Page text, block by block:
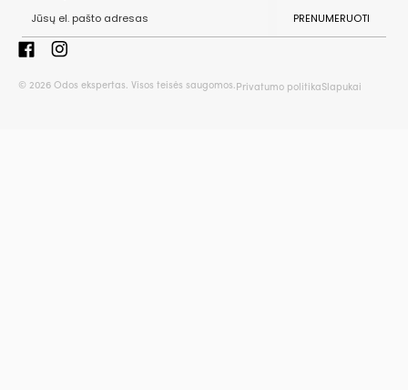
PRENUMERUOTI
© 2026 Odos ekspertas. Visos teisės saugomos. Privatumo politikaSlapukai